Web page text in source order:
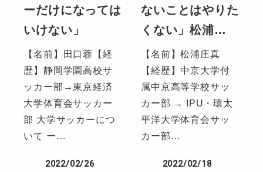
ーだけになっては
いけない」
【名前】田口蓉【経
歴】静岡学園高校サ
ッカー部→東京経済
大学体育会サッカー
部 大学サッカーにつ
いて ー…
2022/02/26
ないことはやりた
くない」松浦…
【名前】松浦庄真
【経歴】中京大学付
属中京高等学校サッ
カー部 → IPU・環太
平洋大学体育会サッ
カー部…
2022/02/18